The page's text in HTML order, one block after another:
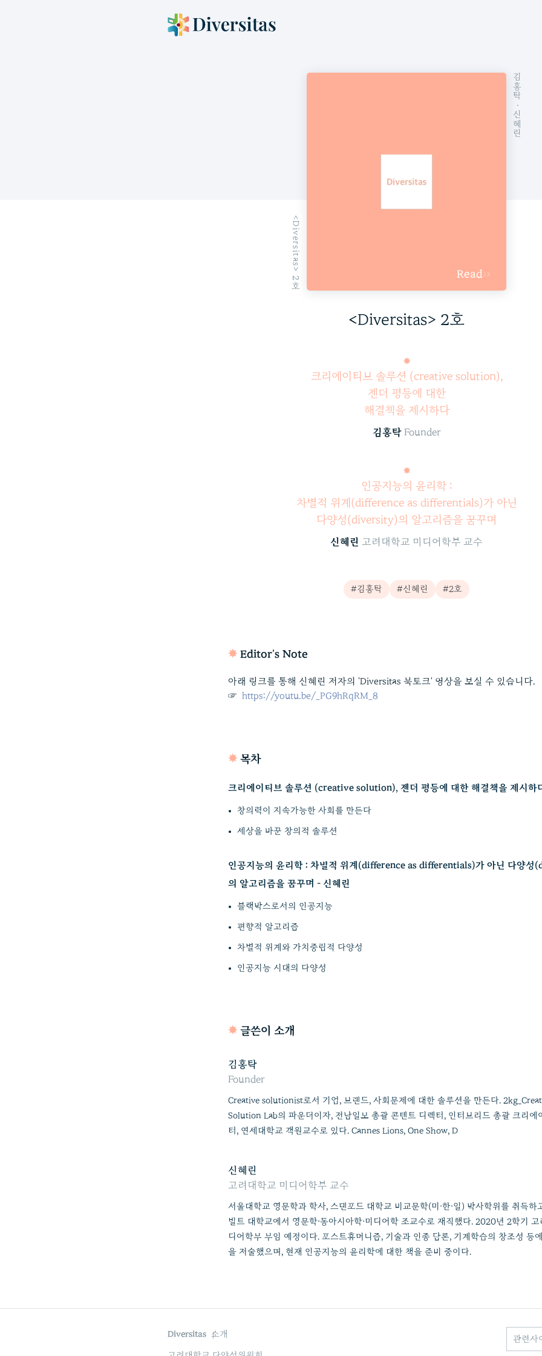
<Diversitas> 2호 Read
김홍탁
· 신혜린
<Diversitas> 2호
✸
크리에이티브 솔루션 (creative solution),
젠더 평등에 대한
해결책을 제시하다
김홍탁 Founder
✸
인공지능의 윤리학 :
차별적 위계(difference as differentials)가 아닌
다양성(diversity)의 알고리즘을 꿈꾸며
신혜린 고려대학교 미디어학부 교수
#김홍탁 #신혜린 #2호
✸ Editor's Note
아래 링크를 통해 신혜린 저자의 'Diversitas 북토크' 영상을 보실 수 있습니다.
☞
https://youtu.be/_PG9hRqRM_8
✸ 목차
크리에이티브 솔루션 (creative solution), 젠더 평등에 대한 해결책을 제시하
창의력이 지속가능한 사회를 만든다
세상을 바꾼 창의적 솔루션
인공지능의 윤리학 : 차별적 위계(difference as differentials)가 아닌 다양성
의 알고리즘을 꿈꾸며 - 신혜린
블랙박스로서의 인공지능
편향적 알고리즘
차별적 위계와 가치중립적 다양성
인공지능 시대의 다양성
✸ 글쓴이 소개
김홍탁
Founder
Creative solutionist로서 기업, 브랜드, 사회문제에 대한 솔루션을 만든다.
Solution Lab의 파운더이자, 전남일보 총괄 콘텐트 디렉터, 인터브리드 총괄 크리에
터, 연세대학교 객원교수로 있다. Cannes Lions, One Show, D
신혜린
고려대학교 미디어학부 교수
서울대학교 영문학과 학사, 스탠포드 대학교 비교문학(미·한·일) 박사학위를 취득하
빌트 대학교에서 영문학·동아시아학·미디어학 조교수로 재직했다. 2020년 2학기 고
디어학부 부임 예정이다. 포스트휴머니즘, 기술과 인종 담론, 기계학습의 창조성 등
을 저술했으며, 현재 인공지능의 윤리학에 대한 책을 준비 중이다.
Diversitas 소개
관련사